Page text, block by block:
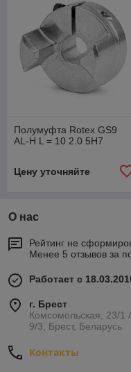
Полумуфта Rotex GS9
AL-H L = 10 2.0 5H7
Цену уточняйте
О нас
Рейтинг не
Менее 5 отзывов за
Работает с
г. Брест
Комсомольская, 23/1
9/3, Брест, Беларусь
Контакты